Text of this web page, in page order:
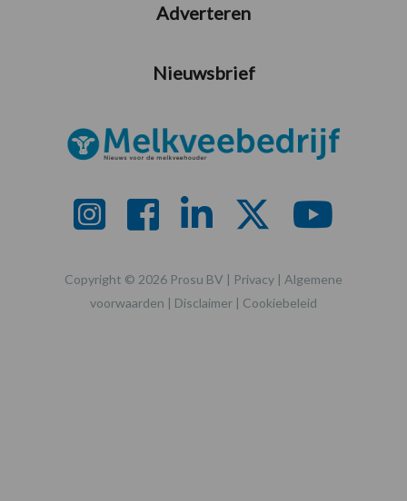
Adverteren
Nieuwsbrief
Copyright © 2026 Prosu BV | Privacy | Algemene
voorwaarden | Disclaimer | Cookiebeleid